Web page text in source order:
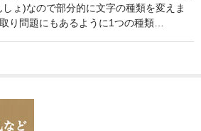
ょ)なので部分的に文字の種類を変えま
り問題にもあるように1つの種類…